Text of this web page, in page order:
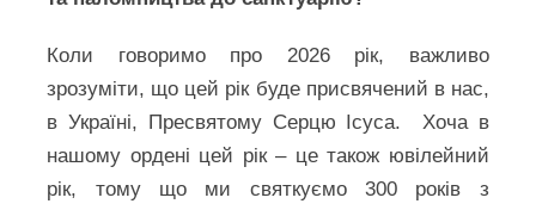
Коли говоримо про 2026 рік, важливо
зрозуміти, що цей рік буде присвячений в нас,
в Україні, Пресвятому Серцю Ісуса. Хоча в
нашому ордені цей рік – це також ювілейний
рік, тому що ми святкуємо 300 років з